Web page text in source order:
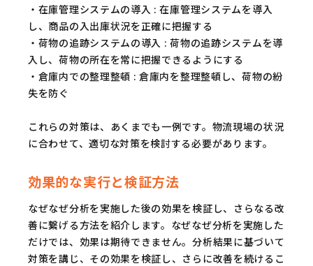
・在庫管理システムの導入 : 在庫管理システムを導入
し、商品の入出庫状況を正確に把握する
・荷物の追跡システムの導入 : 荷物の追跡システムを導
入し、荷物の所在を常に把握できるようにする
・倉庫内での整理整頓 : 倉庫内を整理整頓し、荷物の紛
失を防ぐ
これらの対策は、あくまでも一例です。物流現場の状況
に合わせて、適切な対策を検討する必要があります。
効果的な実行と検証方法
なぜなぜ分析を実施した後の効果を検証し、さらなる改
善に繋げる方法を紹介します。なぜなぜ分析を実施した
だけでは、効果は期待できません。分析結果に基づいて
対策を講じ、その効果を検証し、さらに改善を続けるこ